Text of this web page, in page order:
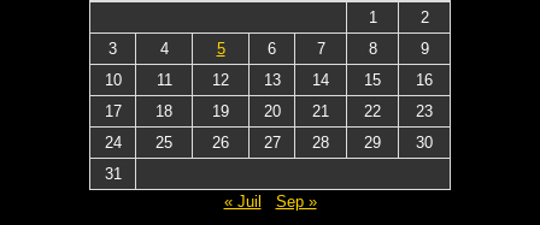
1
2
3
4 5 6 7 8
9
10
11 12 13 14 15
16
17
18 19 20 21 22
23
24
25 26 27 28 29
30
31
« Juil
Sep »